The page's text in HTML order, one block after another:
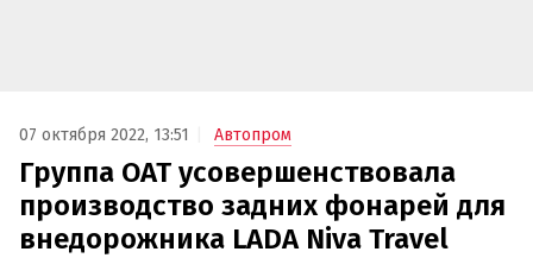
07 октября 2022, 13:51 Автопром
Группа ОАТ усовершенствовала
производство задних фонарей для
внедорожника LADA Niva Travel